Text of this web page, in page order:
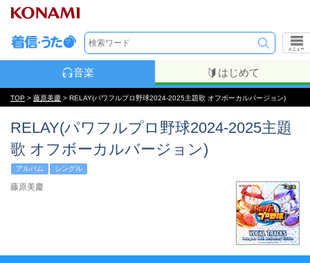
メニュー
音楽 はじめて
TOP > 藤原美慶 > RELAY(パワフルプロ野球2024-2025主題歌 オフボーカルバージョン)
RELAY(パワフルプロ野球2024-2025主題
歌 オフボーカルバージョン)
アルバム シングル
藤原美慶